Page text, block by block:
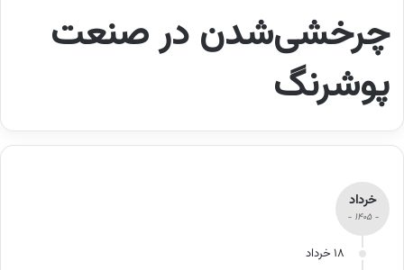
چرخشی‌شدن در صنعت
پوشرنگ
خرداد
- 1405 -
18 خرداد